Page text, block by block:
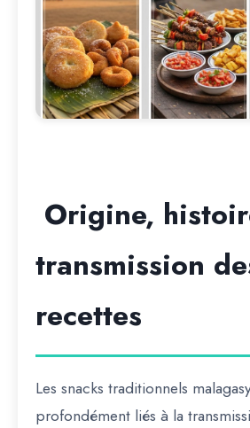
Origine,
transmission
recettes
Les snacks traditionnels
profondément liés à la